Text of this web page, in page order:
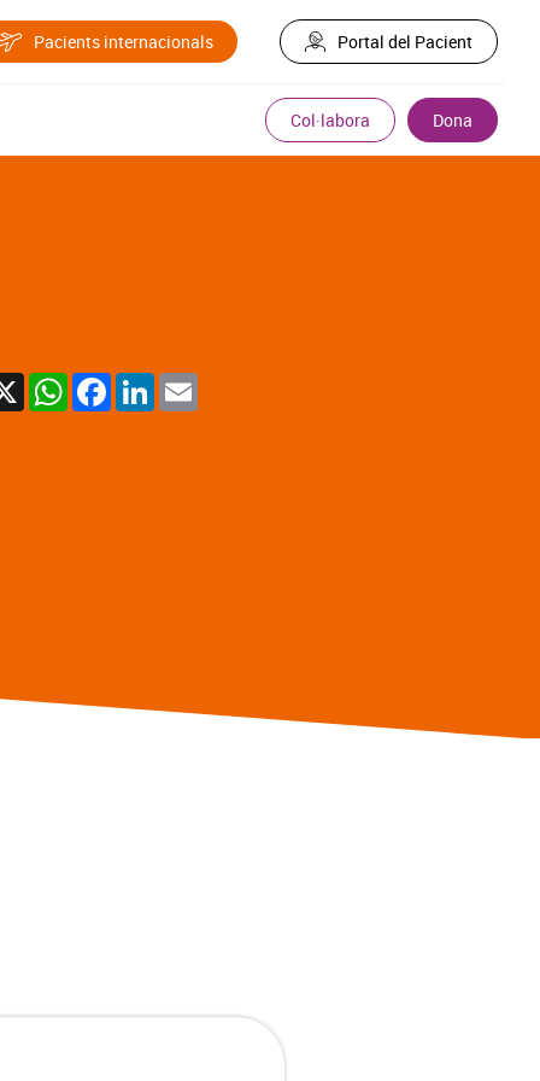
Pacients internacionals Portal del Pacient
Col·labora Dona
X WhatsAppFacebook
LinkedIn